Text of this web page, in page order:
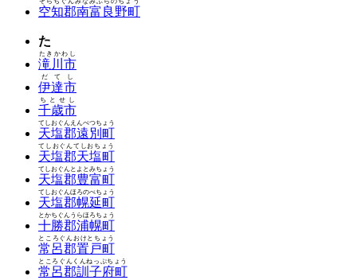
空知郡南富良野町
た
滝川市
たきかわし
伊達市
だてし
千歳市
ちとせし
天塩郡遠別町
てしおぐんえんべつちょう
天塩郡天塩町
てしおぐんてしおちょう
天塩郡豊富町
てしおぐんとよとみちょう
天塩郡幌延町
てしおぐんほろのべちょう
十勝郡浦幌町
とかちぐんうらほろちょう
常呂郡置戸町
ところぐんおけとちょう
常呂郡訓子府町
ところぐんくんねっぷちょう